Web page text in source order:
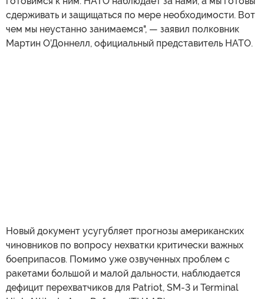
сдерживать и защищаться по мере необходимости. Вот
чем мы неустанно занимаемся", — заявил полковник
Мартин О’Доннелл, официальный представитель НАТО.
Новый документ усугубляет прогнозы американских
чиновников по вопросу нехватки критически важных
боеприпасов. Помимо уже озвученных проблем с
ракетами большой и малой дальности, наблюдается
дефицит перехватчиков для Patriot, SM-3 и Terminal